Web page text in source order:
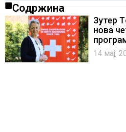
Содржина
Зутер
нова
14 мај,